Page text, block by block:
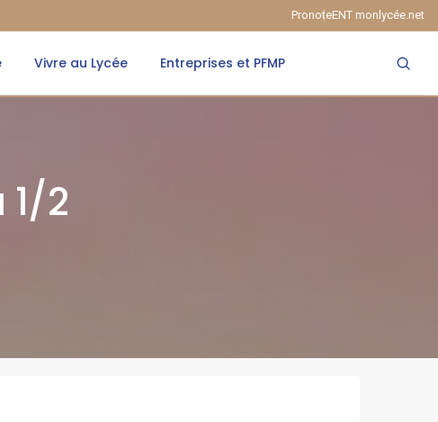
PronoteENT monlycée.net
Vivre au Lycée Entreprises et PFMP
2